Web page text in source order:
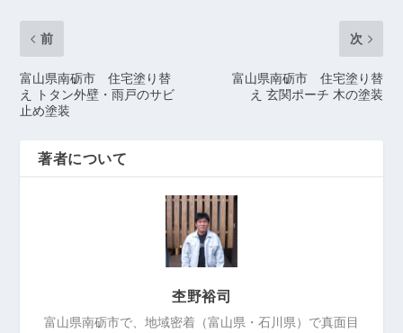
前
富山県南砺市 住宅塗り替
え トタン外壁・雨戸のサビ
止め塗装
次
富山県南砺市 住宅塗り替
え 玄関ポーチ 木の塗装
著者について
杢野裕司
富山県南砺市で、地域密着（富山県・石川県）で真面目